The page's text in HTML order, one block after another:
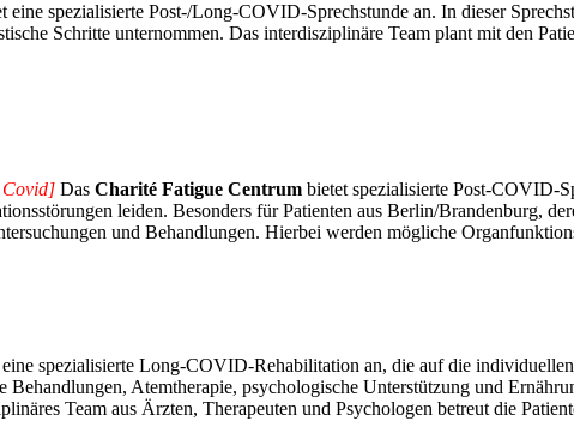
eine spezialisierte Post-/Long-COVID-Sprechstunde an. In dieser
Schritte unternommen. Das interdisziplinäre Team plant mit den
Covid] Das Charité Fatigue Centrum bietet spezialisierte Post-COVID-
leiden. Besonders für Patienten aus Berlin/Brandenburg,
und Behandlungen. Hierbei werden mögliche
eine spezialisierte Long-COVID-Rehabilitation an, die auf die
Atemtherapie, psychologische Unterstützung und
Team aus Ärzten, Therapeuten und Psychologen betreut die